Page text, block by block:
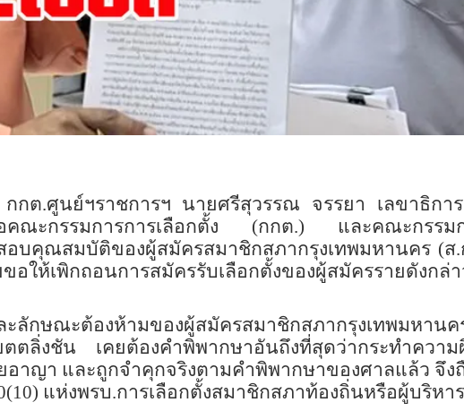
ต.ศูนย์ฯราชการฯ นายศรีสุวรรณ จรรยา เลขาธิกา
ณะกรรมการการเลือกตั้ง (กกต.) และคณะกรรมกา
บคุณสมบัติของผู้สมัครสมาชิกสภากรุงเทพมหานคร (ส.
ให้เพิกถอนการสมัครรับเลือกตั้งของผู้สมัครรายดังกล่
ลักษณะต้องห้ามของผู้สมัครสมาชิกสภากรุงเทพมหาน
งชัน เคยต้องคำพิพากษาอันถึงที่สุดว่ากระทำความ
าญา และถูกจำคุกจริงตามคำพิพากษาของศาลแล้ว จึง
แห่งพรบ.การเลือกตั้งสมาชิกสภาท้องถิ่นหรือผู้บริหา